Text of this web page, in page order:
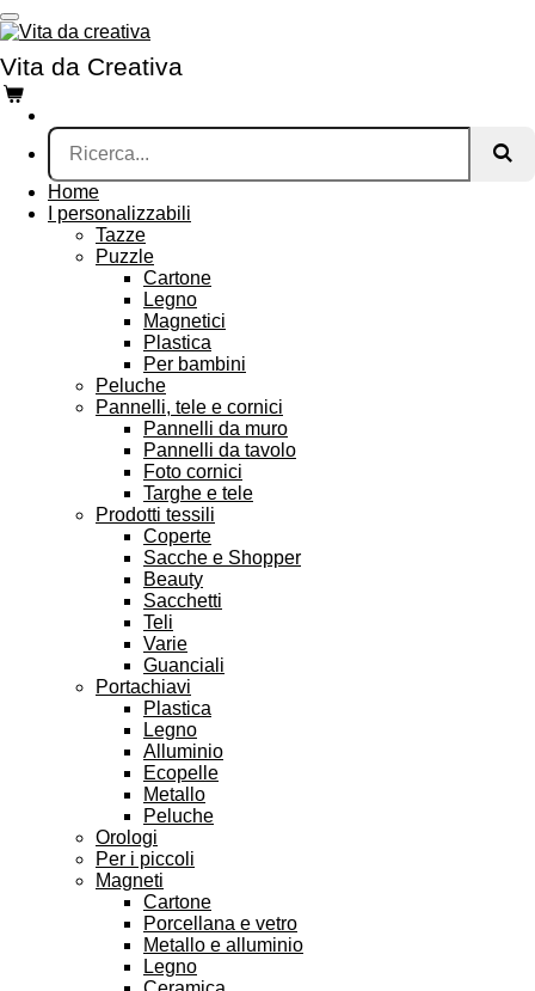
Vai
al
contenuto
principale
Vita da Creativa
Home
I personalizzabili
Tazze
Puzzle
Cartone
Legno
Magnetici
Plastica
Per bambini
Peluche
Pannelli, tele e cornici
Pannelli da muro
Pannelli da tavolo
Foto cornici
Targhe e tele
Prodotti tessili
Coperte
Sacche e Shopper
Beauty
Sacchetti
Teli
Varie
Guanciali
Portachiavi
Plastica
Legno
Alluminio
Ecopelle
Metallo
Peluche
Orologi
Per i piccoli
Magneti
Cartone
Porcellana e vetro
Metallo e alluminio
Legno